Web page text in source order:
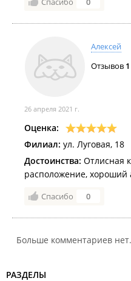
Алексей
Отзывов 1
26 апреля 2021 г.
Оценка:
Филиал: ул. Луговая, 18
Достоинства: Отлисная
расположение, хороший
Спасибо 0
Больше комментариев нет.
РАЗДЕЛЫ